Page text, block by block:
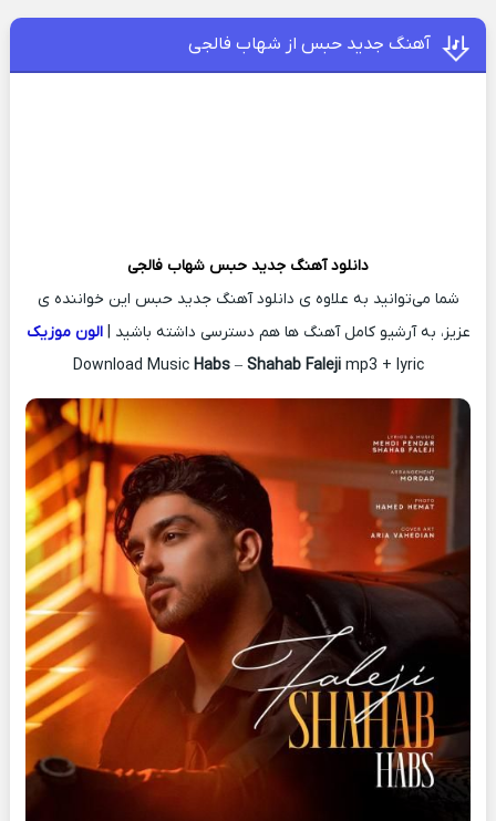
آهنگ جدید حبس از شهاب فالجی
دانلود آهنگ جدید حبس شهاب فالجی
شما می‌توانید به علاوه ی دانلود آهنگ جدید حبس این خواننده ی
عزیز، به آرشیو کامل آهنگ ها هم دسترسی داشته باشید |الون موزیک
Download Music Habs– Shahab Falejimp3 + lyric